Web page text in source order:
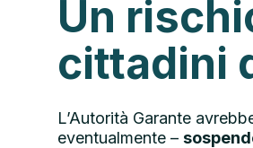
Un
cittadini
L’Autorità Garante
eventualmente –